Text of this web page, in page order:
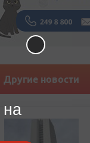
Другие новости